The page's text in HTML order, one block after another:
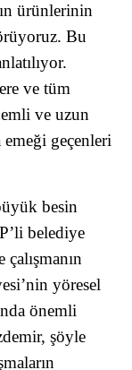
ürünlerinin
Bu
ve tüm
ve uzun
emeği geçenleri
besin
belediye
yöresel
önemli
şöyle